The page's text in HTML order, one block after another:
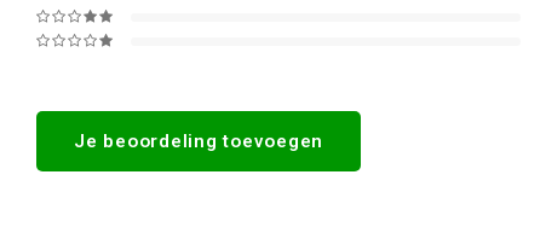
Je beoordeling toevoegen